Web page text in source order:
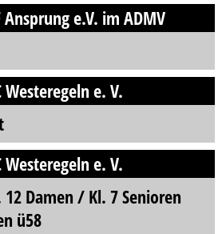
Ansprung e.V. im ADMV
Westeregeln e. V.
Westeregeln e. V.
Damen / Kl. 7 Senioren
ü58